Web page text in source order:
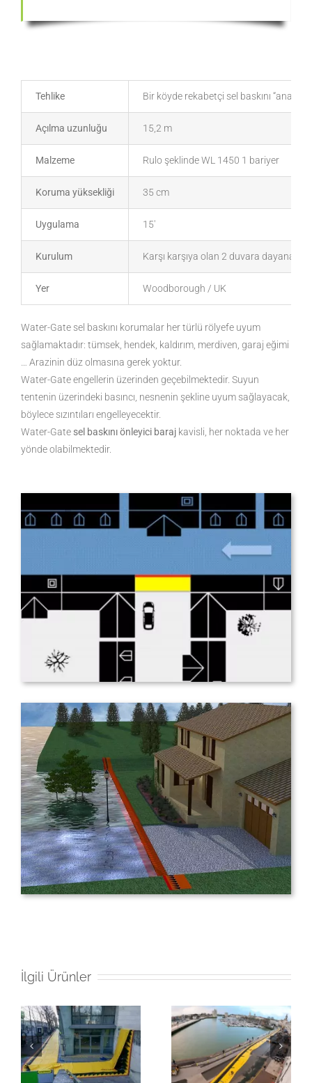
Tehlike Bir köyde rekabetçi sel baskını “ana
Açılma uzunluğu 15,2 m
Malzeme Rulo şeklinde WL 1450 1 bariyer
Koruma yüksekliği 35 cm
Uygulama 15′
Kurulum Karşı karşıya olan 2 duvara dayanarak
Yer Woodborough / UK
Water-Gate sel baskını korumalar her türlü rölyefe uyum
sağlamaktadır: tümsek, hendek, kaldırım, merdiven, garaj eğimi
… Arazinin düz olmasına gerek yoktur.
Water-Gate engellerin üzerinden geçebilmektedir. Suyun
tentenin üzerindeki basıncı, nesnenin şekline uyum sağlayacak,
böylece sızıntıları engelleyecektir.
Water-Gate sel baskını önleyici baraj kavisli, her noktada ve her
yönde olabilmektedir.
İlgili Ürünler